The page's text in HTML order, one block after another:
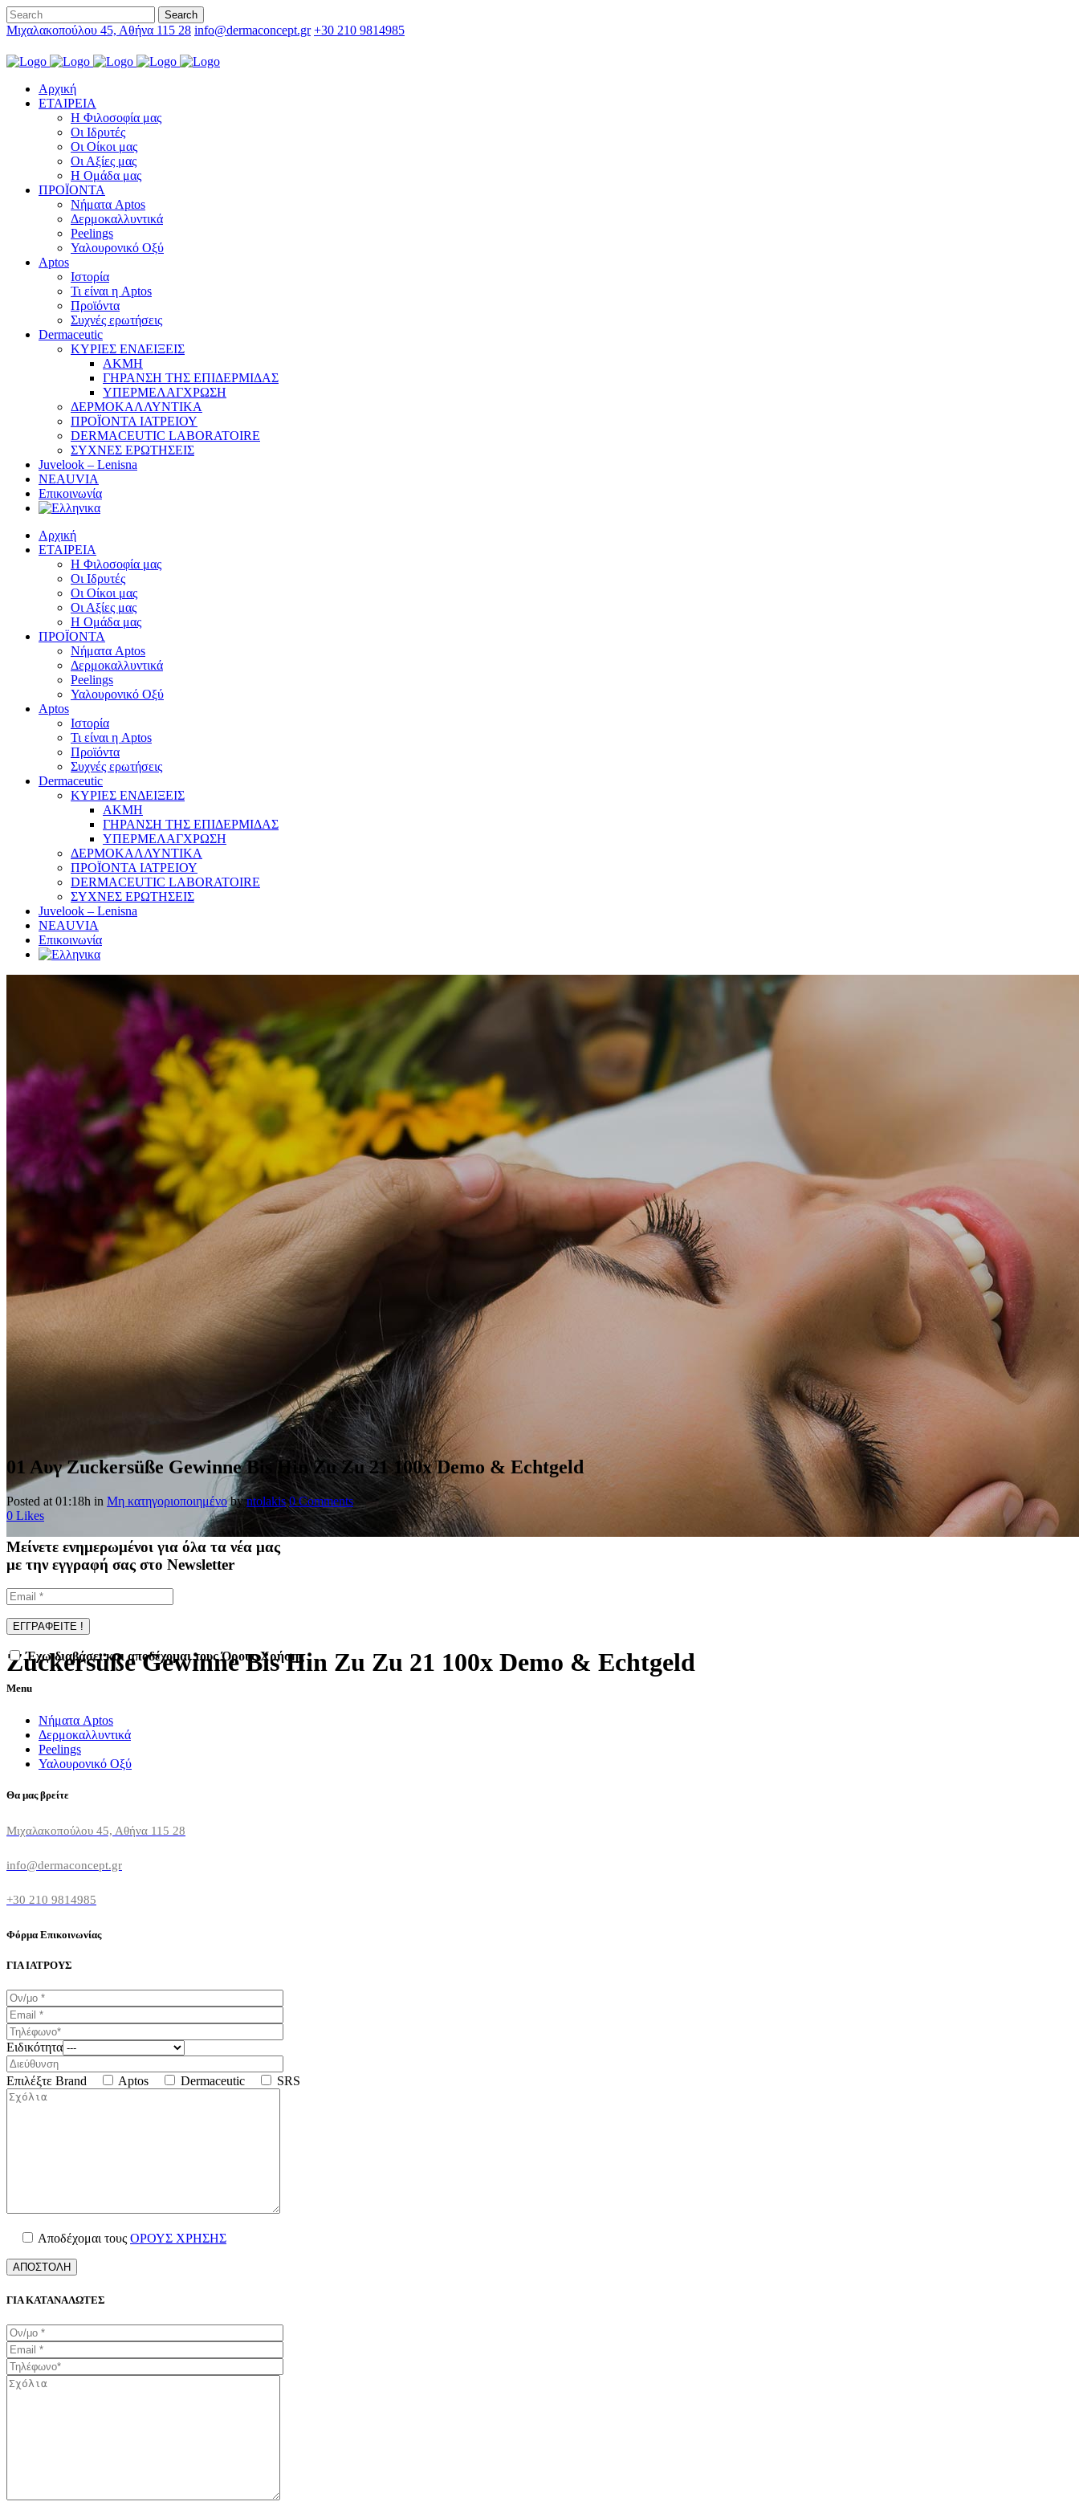
Μιχαλακοπούλου 45, Αθήνα 115 28 info@dermaconcept.gr +30 210 9814985
Αρχική
ΕΤΑΙΡΕΙΑ
Η Φιλοσοφία μας
Οι Ιδρυτές
Οι Οίκοι μας
Οι Αξίες μας
Η Ομάδα μας
ΠΡΟΪΟΝΤΑ
Νήματα Aptos
Δερμοκαλλυντικά
Peelings
Υαλουρονικό Οξύ
Aptos
Ιστορία
Τι είναι η Aptos
Προϊόντα
Συχνές ερωτήσεις
Dermaceutic
ΚΥΡΙΕΣ ΕΝΔΕΙΞΕΙΣ
ΑΚΜΗ
ΓΗΡΑΝΣΗ ΤΗΣ ΕΠΙΔΕΡΜΙΔΑΣ
ΥΠΕΡΜΕΛΑΓΧΡΩΣΗ
ΔΕΡΜΟΚΑΛΛΥΝΤΙΚΑ
ΠΡΟΪΟΝΤΑ ΙΑΤΡΕΙΟΥ
DERMACEUTIC LABORATOIRE
ΣΥΧΝΕΣ ΕΡΩΤΗΣΕΙΣ
Juvelook – Lenisna
NEAUVIA
Επικοινωνία
Αρχική
ΕΤΑΙΡΕΙΑ
Η Φιλοσοφία μας
Οι Ιδρυτές
Οι Οίκοι μας
Οι Αξίες μας
Η Ομάδα μας
ΠΡΟΪΟΝΤΑ
Νήματα Aptos
Δερμοκαλλυντικά
Peelings
Υαλουρονικό Οξύ
Aptos
Ιστορία
Τι είναι η Aptos
Προϊόντα
Συχνές ερωτήσεις
Dermaceutic
ΚΥΡΙΕΣ ΕΝΔΕΙΞΕΙΣ
ΑΚΜΗ
ΓΗΡΑΝΣΗ ΤΗΣ ΕΠΙΔΕΡΜΙΔΑΣ
ΥΠΕΡΜΕΛΑΓΧΡΩΣΗ
ΔΕΡΜΟΚΑΛΛΥΝΤΙΚΑ
ΠΡΟΪΟΝΤΑ ΙΑΤΡΕΙΟΥ
DERMACEUTIC LABORATOIRE
ΣΥΧΝΕΣ ΕΡΩΤΗΣΕΙΣ
Juvelook – Lenisna
NEAUVIA
Επικοινωνία
Zuckersüße Gewinne Bis Hin Zu Zu 21 100x Demo & Echtgeld
01 ΑυγZuckersüße Gewinne Bis Hin Zu Zu 21 100x Demo & Echtgeld
Posted at 01:18h in Μη κατηγοριοποιημένο byntolakis 0 Comments
0 Likes
Μείνετε ενημερωμένοι για όλα τα νέα μας
με την εγγραφή σας στο Newsletter
Έχω διαβάσει και αποδέχομαι τους Όρους Χρήσης
Menu
Νήματα Aptos
Δερμοκαλλυντικά
Peelings
Υαλουρονικό Οξύ
Θα μας βρείτε
Μιχαλακοπούλου 45, Αθήνα 115 28
info@dermaconcept.gr
+30 210 9814985
Φόρμα Επικοινωνίας
ΓΙΑ ΙΑΤΡΟΥΣ
Ειδικότητα
Επιλέξτε Brand Aptos Dermaceutic SRS
Αποδέχομαι τους ΟΡΟΥΣ ΧΡΗΣΗΣ
ΓΙΑ ΚΑΤΑΝΑΛΩΤΕΣ